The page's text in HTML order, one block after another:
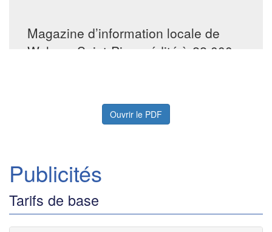
Ouvrir le PDF
Publicités
Tarifs de base